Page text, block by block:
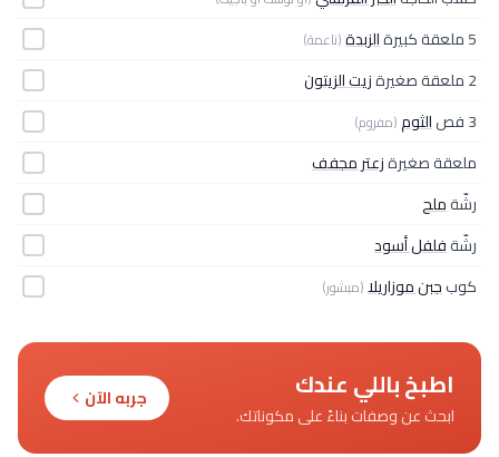
5 ملعقة كبيرة الزبدة(ناعمة)
2 ملعقة صغيرة
زيت الزيتون
3 فص
الثوم(مفروم)
ملعقة صغيرةزعتر مجفف
رشّةملح
رشّةفلفل أسود
كوبجبن موزاريلا(مبشور)
اطبخ باللي عندك
ابحث عن وصفات بناءً على مكوناتك.
جربه الآن